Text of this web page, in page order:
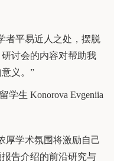
者平易近人之处，摆脱
讨会的内容对帮助我
义。”
生 Konorova Evgeniia
厚学术氛围将激励自己
告介绍的前沿研究与